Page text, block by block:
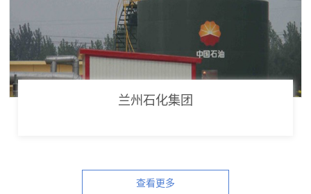
兰州石化集团
查看更多